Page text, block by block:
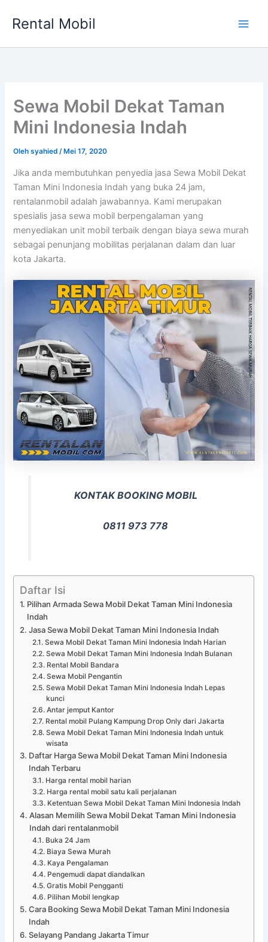
Rental Mobil
Sewa Mobil Dekat Taman
Mini Indonesia Indah
Olehsyahied/ Mei 17, 2020
Jika anda membutuhkan penyedia jasa Sewa Mobil Dekat
Taman Mini Indonesia Indah yang buka 24 jam,
rentalanmobil adalah jawabannya. Kami merupakan
spesialis jasa sewa mobil berpengalaman yang
menyediakan unit mobil terbaik dengan biaya sewa murah
sebagai penunjang mobilitas perjalanan dalam dan luar
kota Jakarta.
KONTAK BOOKING MOBIL
0811 973 778
Daftar Isi
Pilihan Armada Sewa Mobil Dekat Taman Mini Indonesia
Indah
Jasa Sewa Mobil Dekat Taman Mini Indonesia Indah
Sewa Mobil Dekat Taman Mini Indonesia Indah Harian
Sewa Mobil Dekat Taman Mini Indonesia Indah Bulanan
Rental Mobil Bandara
Sewa Mobil Pengantin
Sewa Mobil Dekat Taman Mini Indonesia Indah Lepas
kunci
Antar jemput Kantor
Rental mobil Pulang Kampung Drop Only dari Jakarta
Sewa Mobil Dekat Taman Mini Indonesia Indah untuk
wisata
Daftar Harga Sewa Mobil Dekat Taman Mini Indonesia
Indah Terbaru
Harga rental mobil harian
Harga rental mobil satu kali perjalanan
Ketentuan Sewa Mobil Dekat Taman Mini Indonesia Indah
Alasan Memilih Sewa Mobil Dekat Taman Mini Indonesia
Indah dari rentalanmobil
Buka 24 Jam
Biaya Sewa Murah
Kaya Pengalaman
Pengemudi dapat diandalkan
Gratis Mobil Pengganti
Pilihan Mobil lengkap
Cara Booking Sewa Mobil Dekat Taman Mini Indonesia
Indah
Selayang Pandang Jakarta Timur